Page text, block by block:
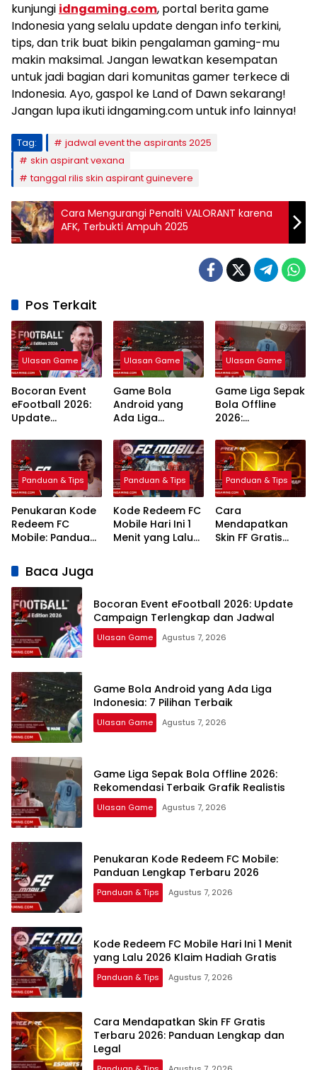
kunjungi idngaming.com, portal berita game
Indonesia yang selalu update dengan info terkini,
tips, dan trik buat bikin pengalaman gaming-mu
makin maksimal. Jangan lewatkan kesempatan
untuk jadi bagian dari komunitas gamer terkece di
Indonesia. Ayo, gaspol ke Land of Dawn sekarang!
Jangan lupa ikuti idngaming.com untuk info lainnya!
Tag:
jadwal event the aspirants 2025
skin aspirant vexana
tanggal rilis skin aspirant guinevere
Cara Mengurangi Penalti VALORANT karena
AFK, Terbukti Ampuh 2025
Pos Terkait
Ulasan Game
Bocoran Event
eFootball 2026:
Update
Terlengkap dan
Jadwal
Ulasan Game
Game Bola
Android yang
Ada Liga
Pilihan Terbaik
Ulasan Game
Game Liga Sepak
Bola Offline
2026:
Terbaik Grafik
Realistis
Panduan & Tips
Penukaran Kode
Redeem FC
Mobile: Panduan
2026
Panduan & Tips
Kode Redeem FC
Mobile Hari Ini 1
Menit yang Lalu
Panduan & Tips
Cara
Mendapatkan
Skin FF Gratis
Baca Juga
Bocoran Event eFootball 2026: Update
Campaign Terlengkap dan Jadwal
Ulasan Game Agustus 7, 2026
Game Bola Android yang Ada Liga
Indonesia: 7 Pilihan Terbaik
Ulasan Game Agustus 7, 2026
Game Liga Sepak Bola Offline 2026:
Rekomendasi Terbaik Grafik Realistis
Ulasan Game Agustus 7, 2026
Penukaran Kode Redeem FC Mobile:
Panduan Lengkap Terbaru 2026
Panduan & Tips Agustus 7, 2026
Kode Redeem FC Mobile Hari Ini 1 Menit
yang Lalu 2026 Klaim Hadiah Gratis
Panduan & Tips Agustus 7, 2026
Cara Mendapatkan Skin FF Gratis
Terbaru 2026: Panduan Lengkap dan
Legal